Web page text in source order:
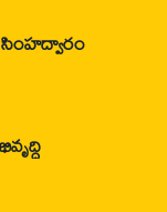
సింహద్వారం